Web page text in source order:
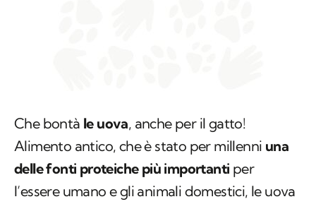
Che bontà le uova, anche per il gatto!
Alimento antico, che è stato per millenni una
delle fonti proteiche più importanti per
l’essere umano e gli animali domestici, le uova